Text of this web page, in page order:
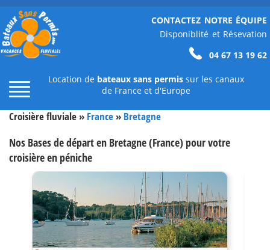
CONTACTEZ NOTRE ÉQUIPE
Disponiblité et Résevation
04 67 13 19 62
Location de bateaux sans permis sur les canaux
de France et d'Europe
Croisière fluviale » France » Bretagne
Nos Bases de départ en Bretagne (France) pour votre
croisière en péniche